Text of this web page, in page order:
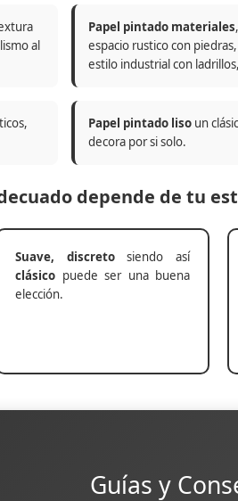
al
Papel pintado materiales
espacio rustico con
estilo industrial con
Papel pintado liso un
decora por si solo.
depende de tu
Suave, discretosiendo así
clásico puede ser una buena
elección.
Guías y